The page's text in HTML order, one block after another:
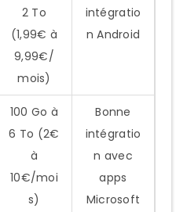
2 To
(1,99€ à
9,99€/
mois)
intégratio
n Android
100 Go à
6 To (2€
à
10€/moi
s)
Bonne
intégratio
n avec
apps
Microsoft